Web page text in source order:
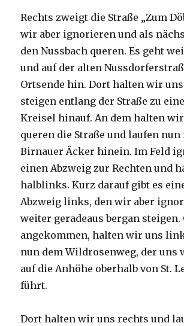
Rechts zweigt die Straße „Zum
wir aber ignorieren und als
den Nussbach queren. Es geht
und auf der alten
Ortsende hin. Dort halten wir
steigen entlang der Straße zu
Kreisel hinauf. An dem halten
queren die Straße und laufen nun
Birnauer Äcker hinein. Im Feld
einen Abzweig zur Rechten und
halblinks. Kurz darauf gibt es
Abzweig links, den wir aber
weiter geradeaus bergan steigen.
angekommen, halten wir uns
nun dem Wildrosenweg, der uns
auf die Anhöhe oberhalb von St.
führt.
Dort halten wir uns rechts und